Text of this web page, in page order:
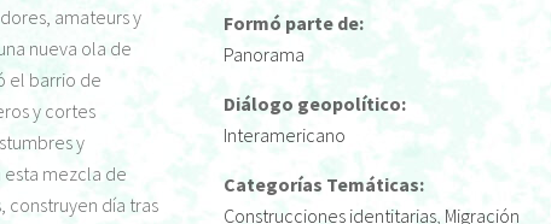
amateurs y
nueva ola de
el barrio de
y cortes
y
esta mezcla de
construyen día tras
Formó parte de:
Panorama
Diálogo geopolítico:
Interamericano
Categorías Temáticas:
Construcciones identitarias, Migración